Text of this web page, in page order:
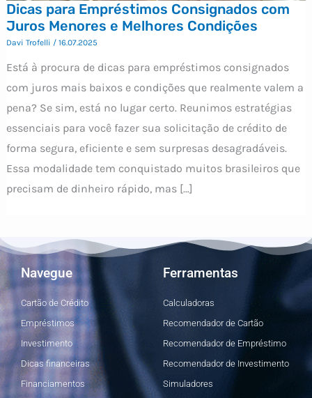
Dicas para Empréstimos Consignados com
Juros Menores e Melhores Condições
Davi Trofelli / 16.07.2025
Está à procura de dicas para empréstimos consignados
com juros mais baixos e condições que realmente valem a
pena? Se sim, está no lugar certo. Reunimos estratégias
essenciais para você fazer sua solicitação de crédito de
forma segura, eficiente e sem surpresas desagradáveis.
Essa modalidade tem conquistado muitos brasileiros que
precisam de dinheiro rápido, mas […]
Navegue
Cartão de Crédito
Empréstimos
Investimento
Dicas financeiras
Financiamentos
Ferramentas
Calculadoras
Recomendador de Cartão
Recomendador de Empréstimo
Recomendador de Investimento
Simuladores